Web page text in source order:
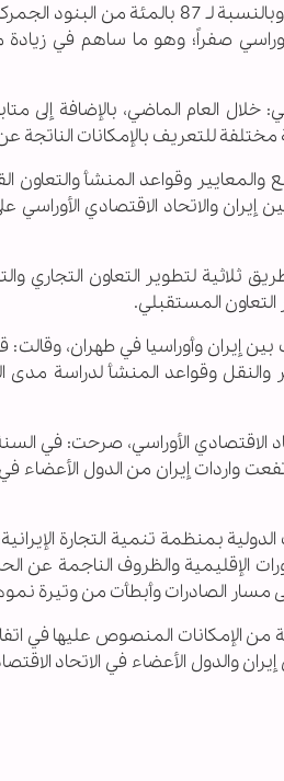
ووفقاً لها؛ فإن 13 بالمئة فقط من السلع هي خارج نطاق هذه الاتفاقية،
صفراً؛ وهو ما ساهم في
العام الماضي، بالإضافة إلى
للتعريف بالإمكانات الناتجة
وقواعد المنشأ والتعاون
والاتحاد الاقتصادي الأوراسي
لتطوير التعاون التجاري
التعاون المستقبلي.
إيران وأوراسيا في طهران، وقالت:
وقواعد المنشأ لدراسة مدى
الاقتصادي الأوراسي، صرحت: في
حجم التجارة الثنائية بنسبة 22 بالمئة، كما ارتفعت واردات إيران من
بمنظمة تنمية التجارة
الإقليمية والظروف الناجمة عن
مسار الصادرات وأبطأت من وتيرة
الإمكانات المنصوص عليها في
والدول الأعضاء في الاتحاد